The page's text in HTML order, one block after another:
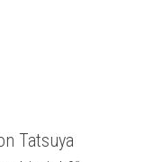
Tatsuya